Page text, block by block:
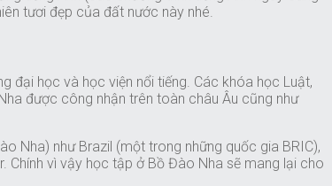
tươi đẹp của đất nước này nhé.
đại học và học viện nổi tiếng. Các khóa học Luật,
được công nhận trên toàn châu Âu cũng như
Nha) như Brazil (một trong những quốc gia BRIC),
Chính vì vậy học tập ở Bồ Đào Nha sẽ mang lại cho